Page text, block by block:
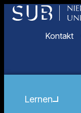
Kontakt
Lernen